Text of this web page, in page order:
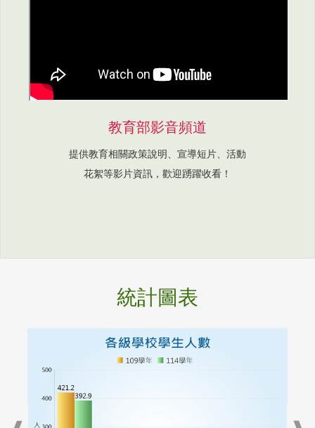
教育部影音頻道
提供教育相關政策說明、宣導短片、活動
花絮等影片資訊，歡迎踴躍收看！
統計圖表